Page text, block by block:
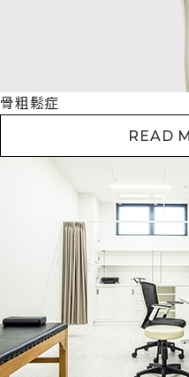
骨粗鬆症
READ